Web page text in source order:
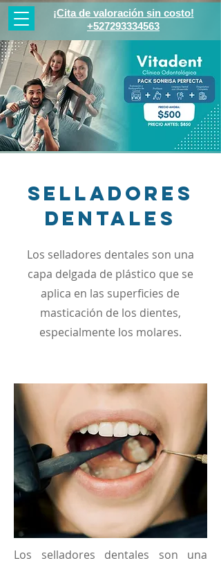
¡Cita de valoración sin costo!
+527293334563
Selladores
dentales
Los selladores dentales son una
capa delgada de plástico que se
aplica en las superficies de
masticación de los dientes,
especialmente los molares.
Los selladores dentales son una